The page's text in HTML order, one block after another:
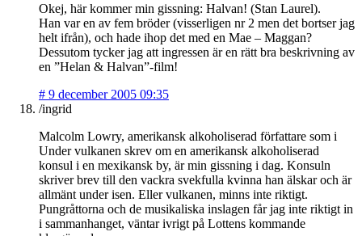
Okej, här kommer min gissning: Halvan! (Stan Laurel).
Han var en av fem bröder (visserligen nr 2 men det bortser jag
helt ifrån), och hade ihop det med en Mae – Maggan?
Dessutom tycker jag att ingressen är en rätt bra beskrivning av
en ”Helan & Halvan”-film!
# 9 december 2005 09:35
/ingrid
Malcolm Lowry, amerikansk alkoholiserad författare som i
Under vulkanen skrev om en amerikansk alkoholiserad
konsul i en mexikansk by, är min gissning i dag. Konsuln
skriver brev till den vackra svekfulla kvinna han älskar och är
allmänt under isen. Eller vulkanen, minns inte riktigt.
Pungråttorna och de musikaliska inslagen får jag inte riktigt in
i sammanhanget, väntar ivrigt på Lottens kommande